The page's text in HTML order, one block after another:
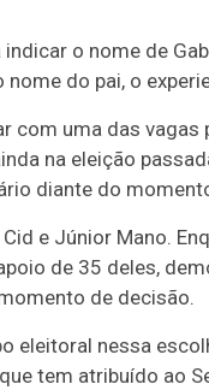
o nome de
nome do pai, o
com uma das
na eleição
diante do
e Júnior Mano.
de 35 deles,
de decisão.
eleitoral nessa
tem atribuído ao